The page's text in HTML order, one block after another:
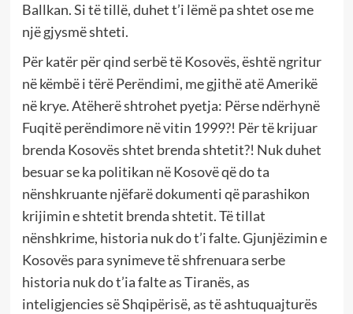
Ballkan. Si të tillë, duhet t’i lëmë pa shtet ose me
një gjysmë shteti.
Për katër për qind serbë të Kosovës, është ngritur
në këmbë i tërë Perëndimi, me gjithë atë Amerikë
në krye. Atëherë shtrohet pyetja: Përse ndërhynë
Fuqitë perëndimore në vitin 1999?! Për të krijuar
brenda Kosovës shtet brenda shtetit?! Nuk duhet
besuar se ka politikan në Kosovë që do ta
nënshkruante njëfarë dokumenti që parashikon
krijimin e shtetit brenda shtetit. Të tillat
nënshkrime, historia nuk do t’i falte. Gjunjëzimin e
Kosovës para synimeve të shfrenuara serbe
historia nuk do t’ia falte as Tiranës, as
inteligjencies së Shqipërisë, as të ashtuquajturës